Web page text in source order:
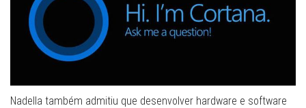
Nadella também admitiu que desenvolver hardware e software